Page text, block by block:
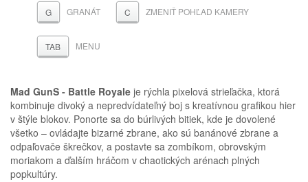
G GRANÁT C ZMENIŤ POHĽAD KAMERY
TAB MENU
Mad GunS - Battle Royale je rýchla pixelová strieľačka, ktorá
kombinuje divoký a nepredvídateľný boj s kreatívnou grafikou hier
v štýle blokov. Ponorte sa do búrlivých bitiek, kde je dovolené
všetko – ovládajte bizarné zbrane, ako sú banánové zbrane a
odpaľovače škrečkov, a postavte sa zombíkom, obrovským
moriakom a ďalším hráčom v chaotických arénach plných
popkultúry.